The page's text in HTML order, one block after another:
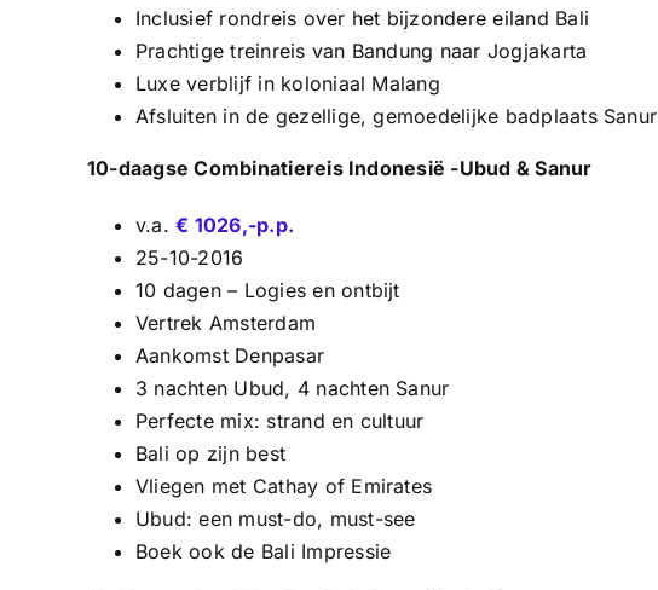
Inclusief rondreis over het bijzondere eiland Bali
Prachtige treinreis van Bandung naar Jogjakarta
Luxe verblijf in koloniaal Malang
Afsluiten in de gezellige, gemoedelijke badplaats Sanur
10-daagse Combinatiereis Indonesië -Ubud & Sanur
v.a.€ 1026,-p.p.
25-10-2016
10 dagen – Logies en ontbijt
Vertrek Amsterdam
Aankomst Denpasar
3 nachten Ubud, 4 nachten Sanur
Perfecte mix: strand en cultuur
Bali op zijn best
Vliegen met Cathay of Emirates
Ubud: een must-do, must-see
Boek ook de Bali Impressie